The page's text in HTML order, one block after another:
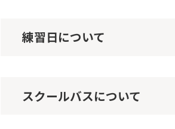
練習日について
スクールバスについて